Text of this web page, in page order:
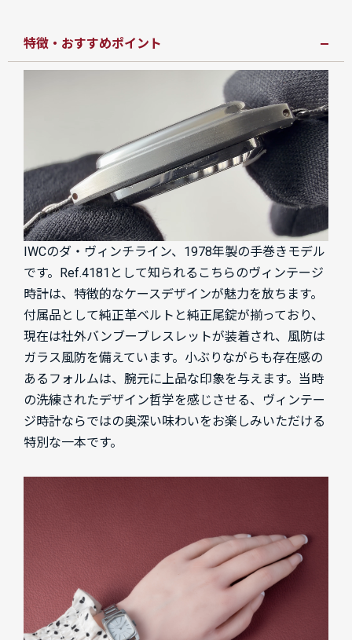
特徴・おすすめポイント
IWCのダ・ヴィンチライン、1978年製の手巻きモデル
です。Ref.4181として知られるこちらのヴィンテージ
時計は、特徴的なケースデザインが魅力を放ちます。
付属品として純正革ベルトと純正尾錠が揃っており、
現在は社外バンブーブレスレットが装着され、風防は
ガラス風防を備えています。小ぶりながらも存在感の
あるフォルムは、腕元に上品な印象を与えます。当時
の洗練されたデザイン哲学を感じさせる、ヴィンテー
ジ時計ならではの奥深い味わいをお楽しみいただける
特別な一本です。